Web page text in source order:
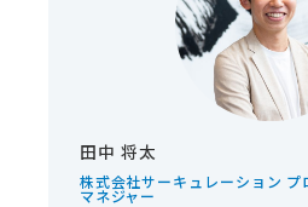
田中 将太
株式会社サーキュレーション
マネジャー